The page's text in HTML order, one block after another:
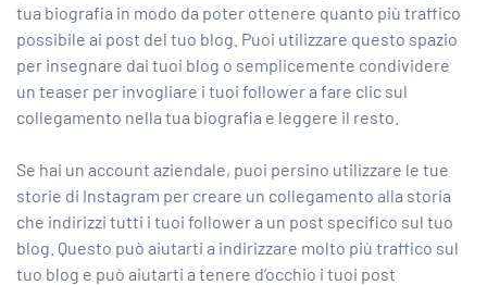
tua biografia in modo da poter ottenere quanto più traffico
possibile ai post del tuo blog. Puoi utilizzare questo spazio
per insegnare dai tuoi blog o semplicemente condividere
un teaser per invogliare i tuoi follower a fare clic sul
collegamento nella tua biografia e leggere il resto.
Se hai un account aziendale, puoi persino utilizzare le tue
storie di Instagram per creare un collegamento alla storia
che indirizzi tutti i tuoi follower a un post specifico sul tuo
blog. Questo può aiutarti a indirizzare molto più traffico sul
tuo blog e può aiutarti a tenere d’occhio i tuoi post